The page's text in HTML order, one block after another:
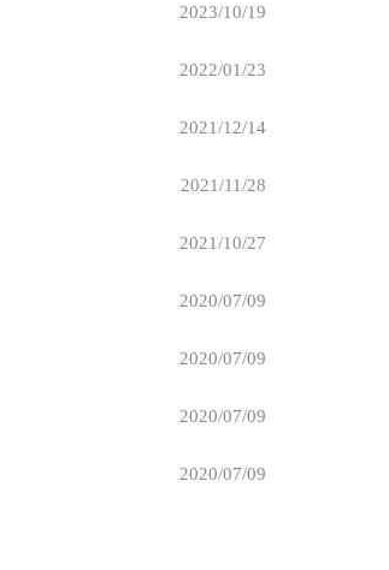
2023/10/19
2022/01/23
2021/12/14
2021/11/28
2021/10/27
2020/07/09
2020/07/09
2020/07/09
2020/07/09